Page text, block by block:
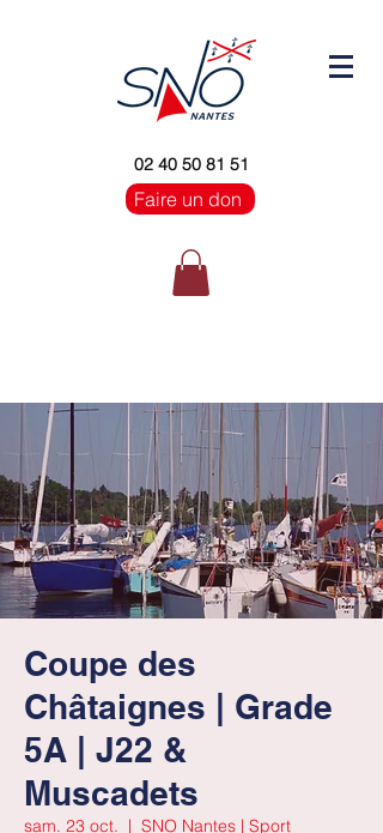
02 40 50 81 51
Faire un don
Coupe des
Châtaignes | Grade
5A | J22 &
Muscadets
sam. 23 oct.
  |
SNO Nantes | Sport